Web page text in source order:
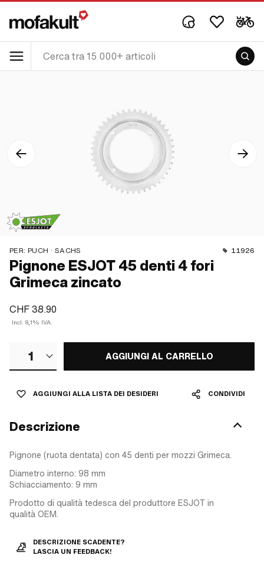
PER: PUCH · SACHS 11926
Pignone ESJOT 45 denti 4 fori
Grimeca zincato
CHF 38.90
Incl. 8,1% IVA.
1 AGGIUNGI AL CARRELLO
AGGIUNGI ALLA LISTA DEI DESIDERI CONDIVIDI
Descrizione
Pignone (ruota dentata) con 45 denti per mozzi Grimeca.
Diametro interno: 98 mm
Schiacciamento: 9 mm
Prodotto di qualità tedesca del produttore ESJOT in
qualità OEM.
DESCRIZIONE SCADENTE?
LASCIA UN FEEDBACK!